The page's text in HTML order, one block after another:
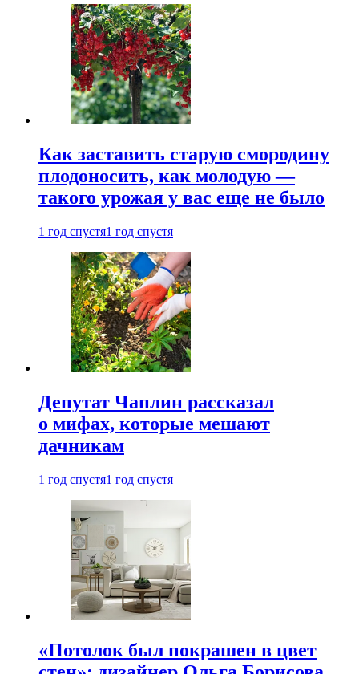
Как заставить старую смородину
плодоносить, как молодую —
такого урожая у вас еще не было
1 год спустя1 год спустя
Депутат Чаплин рассказал
о мифах, которые мешают
дачникам
1 год спустя1 год спустя
«Потолок был покрашен в цвет